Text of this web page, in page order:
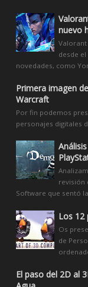
nuevo
Valorant
desde
novedades, como
Primera imagen
Warcraft
Por fin podemos
personajes digitales
revisión
Software que sentó
Los 12
Os
de
El paso del 2D al